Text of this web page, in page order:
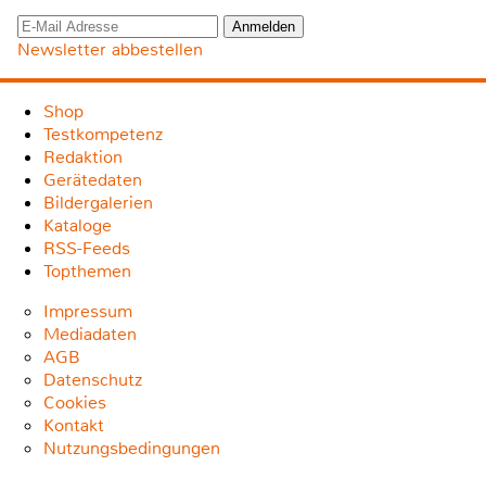
Newsletter abbestellen
Shop
Testkompetenz
Redaktion
Gerätedaten
Bildergalerien
Kataloge
RSS-Feeds
Topthemen
Impressum
Mediadaten
AGB
Datenschutz
Cookies
Kontakt
Nutzungsbedingungen